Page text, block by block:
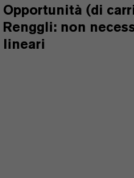
Opportunità (di
Renggli: non
lineari